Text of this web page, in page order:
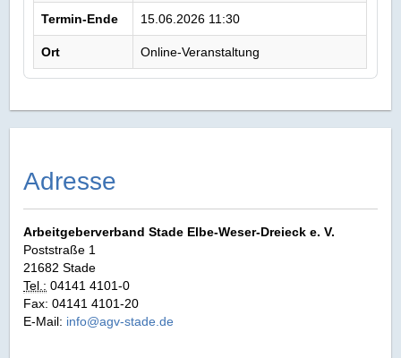
Termin-Ende 15.06.2026 11:30
Ort Online-Veranstaltung
Adresse
Arbeitgeberverband Stade Elbe‑Weser‑Dreieck e. V.
Poststraße 1
21682 Stade
Tel.: 04141 4101-0
Fax: 04141 4101-20
E-Mail: info@agv-stade.de